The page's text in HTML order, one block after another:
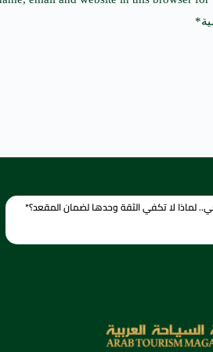
*
لماذا لا تكفي الثقة وحدها لضمان المقعد؟*